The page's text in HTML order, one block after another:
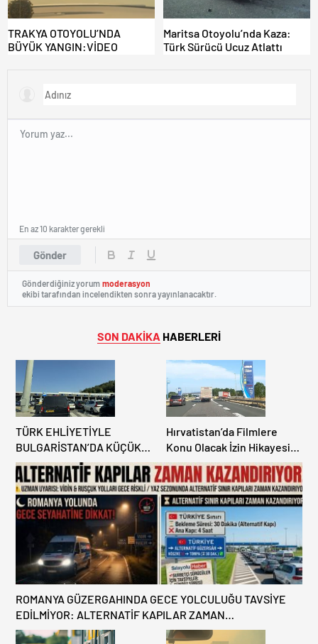
TRAKYA OTOYOLU’NDA
BÜYÜK YANGIN:VİDEO
Maritsa Otoyolu’nda Kaza:
Türk Sürücü Ucuz Atlattı
Gönder
En az 10 karakter gerekli
Gönderdiğiniz yorum moderasyon
ekibi tarafından incelendikten sonra yayınlanacaktır.
SON DAKİKA HABERLERİ
TÜRK EHLİYETİYLE
BULGARİSTAN’DA KÜÇÜK
HATA, ARACINA 6 AY EL
KONULMASINA YOL AÇTI
Hırvatistan’da Filmlere
Konu Olacak İzin Hikayesi:
Benzinlikte Eşini Unuttu!
ROMANYA GÜZERGAHINDA GECE YOLCULUĞU TAVSİYE
EDİLMİYOR: ALTERNATİF KAPILAR ZAMAN
KAZANDIRIYOR!